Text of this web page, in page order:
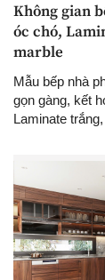
Không gian
óc chó,
marble
Mẫu bếp nhà
gọn gàng, kết
Laminate